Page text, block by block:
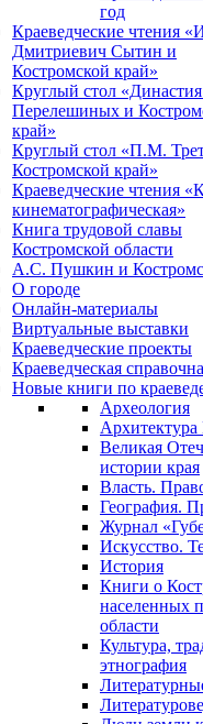
год
Краеведческие чтения
Дмитриевич Сытин и
Костромской край»
Круглый стол
Перелешиных и
край»
Круглый стол «П.М.
Костромской край»
Краеведческие чтения
кинематографическая»
Книга трудовой славы
Костромской области
А.С. Пушкин и
О городе
Онлайн-материалы
Виртуальные выставки
Краеведческие проекты
Краеведческая
Новые книги по
Археология
Архитектура
Великая
истории края
Власть.
География.
Журнал
Искусство.
История
Книги о
населенных
области
Культура,
этнография